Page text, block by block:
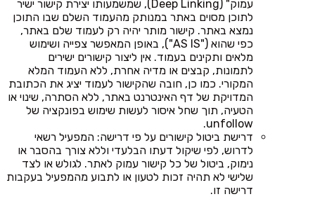
עמוק" (Deep Linking), שמשמעותו יצירת קישור ישיר
לתוכן מסוים באתר במנותק מהעמוד השלם שבו התוכן
נמצא באתר. קישור מותר יהיה רק לעמוד שלם באתר,
כפי שהוא ("AS IS"), באופן המאפשר צפייה ושימוש
מלאים ותקינים בעמוד. אין ליצור קישורים ישירים
לתמונות, קבצים או מדיה אחרת, ללא העמוד המלא
המקורי. כמו כן, חובה שהקישור לעמוד יציג את הכתובת
המדויקת של דף האינטרנט באתר, ללא הסתרה, שינוי או
הטעיה, תוך שחל איסור לעשות שימוש בפונקציה של
unfollow.
דרישת ביטול קישורים על פי דרישה: המפעיל רשאי
לדרוש, לפי שיקול דעתו הבלעדי וללא צורך בהסבר או
נימוק, ביטול של כל קישור עמוק לאתר. לגולש או לצד
שלישי לא תהיה זכות לטעון או לתבוע מהמפעיל בעקבות
דרישה זו.